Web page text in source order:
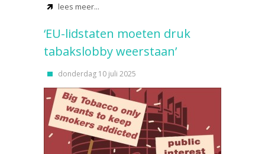
lees meer...
‘EU-lidstaten moeten druk
tabakslobby weerstaan’
donderdag 10 juli 2025